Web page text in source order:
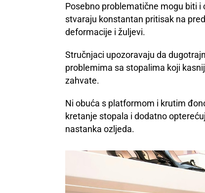
Posebno problematične mogu biti
stvaraju konstantan pritisak na
deformacije i žuljevi.
Stručnjaci upozoravaju da
problemima sa stopalima koji
zahvate.
Ni obuća s platformom i krutim
kretanje stopala i dodatno
nastanka ozljeda.